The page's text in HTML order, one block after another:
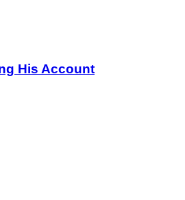
His Account